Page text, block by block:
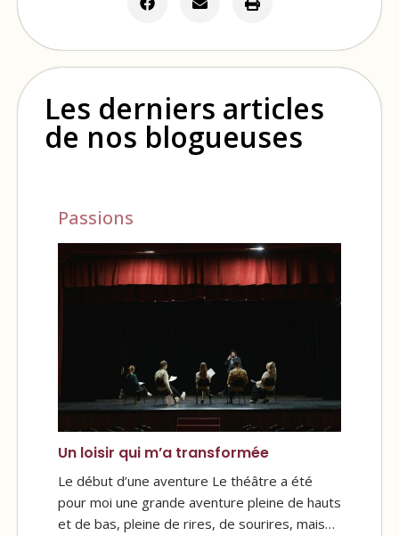
Les derniers articles
de nos blogueuses
Passions
Un loisir qui m’a transformée
Le début d’une aventure Le théâtre a été
pour moi une grande aventure pleine de hauts
et de bas, pleine de rires, de sourires, mais…